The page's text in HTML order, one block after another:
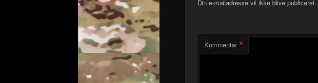
Din e-mailadresse vil ikke blive publiceret.
Kommentar *